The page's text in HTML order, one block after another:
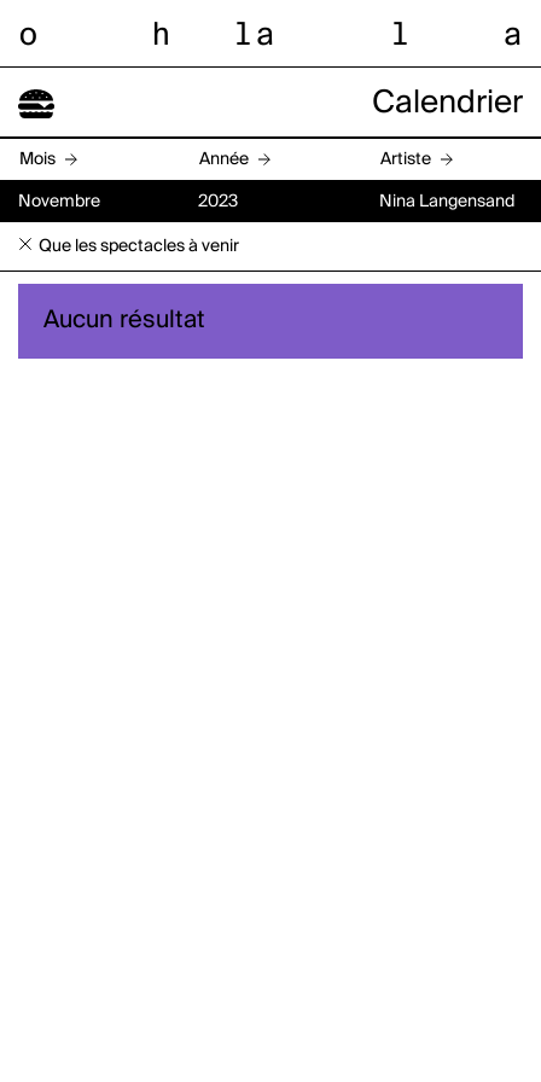
o h l a l a
Calendrier
Mois Année Artiste
Novembre 2023 Nina Langensand
Que les spectacles à venir
Aucun résultat